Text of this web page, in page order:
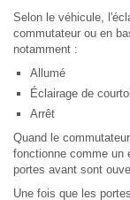
Selon le véhicule,
commutateur ou en
notamment :
Allumé
Éclairage de
Arrêt
Quand le
fonctionne comme un
portes avant sont
Une fois que les